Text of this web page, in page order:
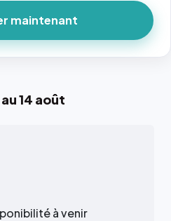
14 août
à venir
maintenant